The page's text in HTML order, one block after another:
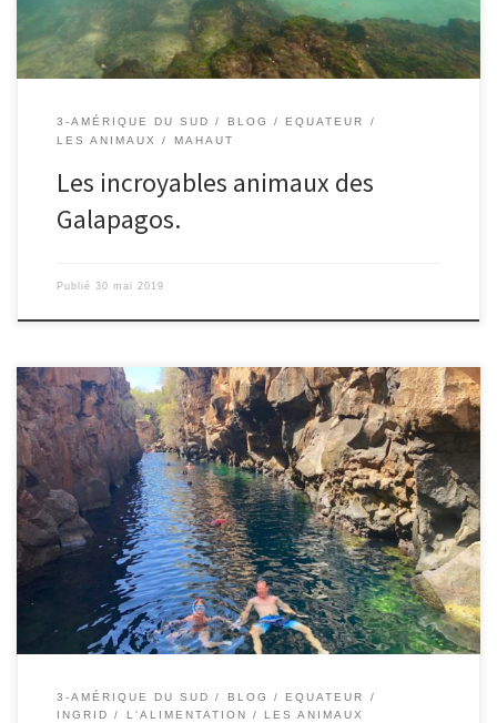
3-AMÉRIQUE DU SUD BLOG
EQUATEUR
LES ANIMAUX
MAHAUT
Les incroyables animaux des
Galapagos.
Publié 30 mai 2019
Le 27/05/2019 – Ingrid. Le réveil sonne très tôt à 5h15 pour finir
nos sacs car hier soir en pleine navigation il y avait pas mal de
houle, et Nicolas ne le sentait pas d’avoir la tête penchée dans les
sacs. D’ailleurs, le dîner à peine fini, il s’est […]
3-AMÉRIQUE DU SUD BLOG
EQUATEUR
INGRID
L'ALIMENTATION LES ANIMAUX